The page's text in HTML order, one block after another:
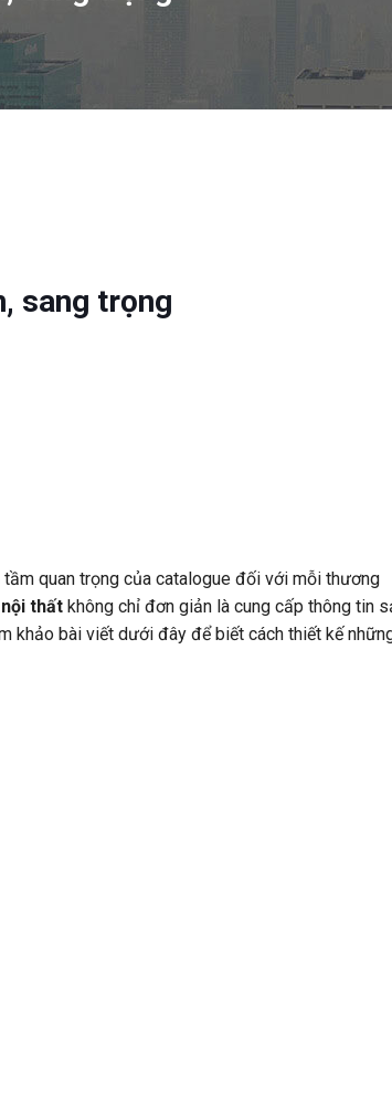
sang trọng
quan trọng của catalogue đối với mỗi thương
thất không chỉ đơn giản là cung cấp thông tin
khảo bài viết dưới đây để biết cách thiết kế